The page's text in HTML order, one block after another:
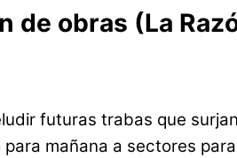
de obras (La
futuras trabas que
mañana a sectores